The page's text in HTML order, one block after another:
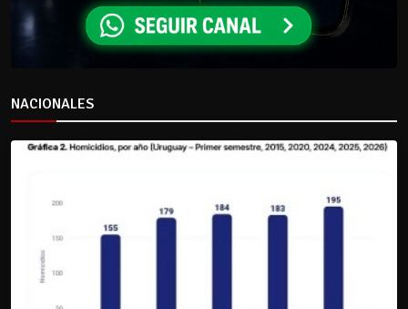
NACIONALES